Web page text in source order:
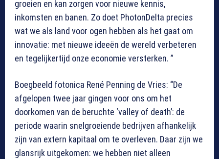
groeien en kan zorgen voor nieuwe kennis,
inkomsten en banen. Zo doet PhotonDelta precies
wat we als land voor ogen hebben als het gaat om
innovatie: met nieuwe ideeën de wereld verbeteren
en tegelijkertijd onze economie versterken. ”
Boegbeeld fotonica René Penning de Vries: “De
afgelopen twee jaar gingen voor ons om het
doorkomen van de beruchte ‘valley of death’: de
periode waarin snelgroeiende bedrijven afhankelijk
zijn van extern kapitaal om te overleven. Daar zijn we
glansrijk uitgekomen: we hebben niet alleen